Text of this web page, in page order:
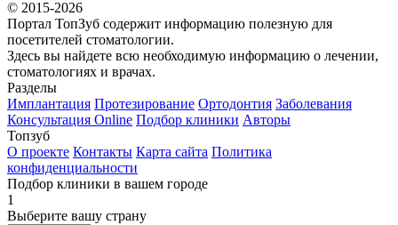
© 2015-2026
Портал ТопЗуб содержит информацию полезную для
посетителей стоматологии.
Здесь вы найдете всю необходимую информацию о лечении,
стоматологиях и врачах.
Разделы
Имплантация Протезирование Ортодонтия Заболевания
Консультация Online Подбор клиники Авторы
Топзуб
О проекте Контакты Карта сайта Политика
конфиденциальности
Подбор клиники в вашем городе
1
Выберите вашу страну